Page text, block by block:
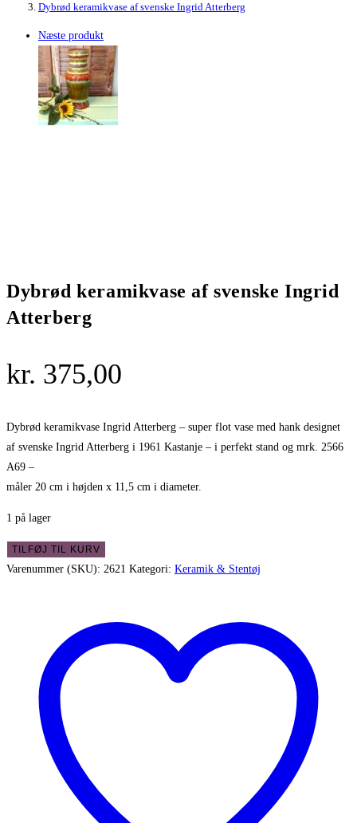
Dybrød keramikvase af svenske Ingrid Atterberg
Næste produkt
Dybrød keramikvase af svenske Ingrid
Atterberg
kr. 375,00
Dybrød keramikvase Ingrid Atterberg – super flot vase med hank designet
af svenske Ingrid Atterberg i 1961 Kastanje – i perfekt stand og mrk. 2566
A69 –
måler 20 cm i højden x 11,5 cm i diameter.
1 på lager
Dybrød
keramikvase
TILFØJ TIL KURV
Varenummer (SKU): 2621 Kategori: Keramik & Stentøj